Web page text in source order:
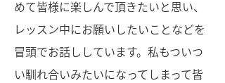
めて皆様に楽しんで頂きたいと思い、
レッスン中にお願いしたいことなどを
冒頭でお話ししています。私もついつ
い馴れ合いみたいになってしまって皆